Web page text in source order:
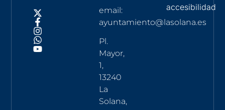
email:
ayuntamiento@lasolana.es
Pl.
Mayor,
1,
13240
La
Solana,
accesibilidad